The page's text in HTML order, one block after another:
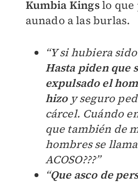
Kumbia Kingslo que
aunado a las burlas.
“Y si hubiera
Hasta piden que
expulsado el
hizoy seguro
cárcel. Cuándo
que también de
hombres se llama
ACOSO???”
“Que asco de